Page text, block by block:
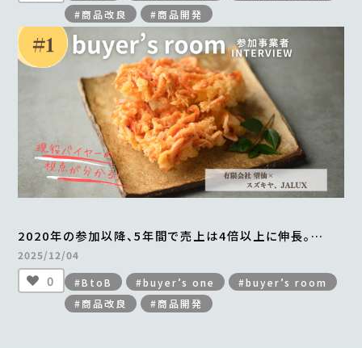
#商品改良
#商品開発
2020年の参加以降、5年間で売上は4倍以上に伸長。
年間最大2万食を販売。
「贅沢桜えびかき揚げ」の成功ストーリー
＜from buyer’s room＞
2025/12/04
0 #BtoB #buyer’s one
#buyer’s room
#商品改良
#商品開発